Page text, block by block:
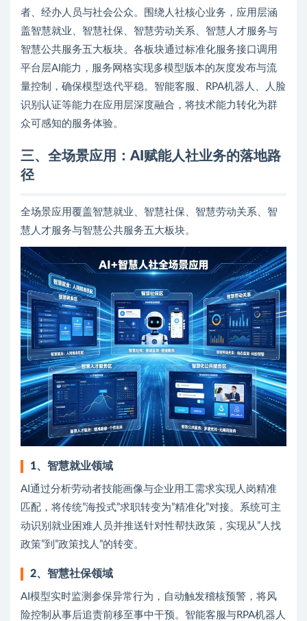
者、经办人员与社会公众。围绕人社核心业务，应用层涵
盖智慧就业、智慧社保、智慧劳动关系、智慧人才服务与
智慧公共服务五大板块。各板块通过标准化服务接口调用
平台层AI能力，服务网格实现多模型版本的灰度发布与流
量控制，确保模型迭代平稳。智能客服、RPA机器人、人脸
识别认证等能力在应用层深度融合，将技术能力转化为群
众可感知的服务体验。
三、全场景应用：AI赋能人社业务的落地路
径
全场景应用覆盖智慧就业、智慧社保、智慧劳动关系、智
慧人才服务与智慧公共服务五大板块。
1、智慧就业领域
AI通过分析劳动者技能画像与企业用工需求实现人岗精准
匹配，将传统”海投式”求职转变为”精准化”对接。系统可主
动识别就业困难人员并推送针对性帮扶政策，实现从”人找
政策”到”政策找人”的转变。
2、智慧社保领域
AI模型实时监测参保异常行为，自动触发稽核预警，将风
险控制从事后追责前移至事中干预。智能客服与RPA机器人